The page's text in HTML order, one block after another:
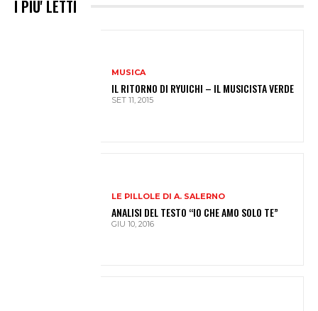
I PIU' LETTI
MUSICA
IL RITORNO DI RYUICHI – IL MUSICISTA VERDE
SET 11, 2015
LE PILLOLE DI A. SALERNO
ANALISI DEL TESTO “IO CHE AMO SOLO TE”
GIU 10, 2016